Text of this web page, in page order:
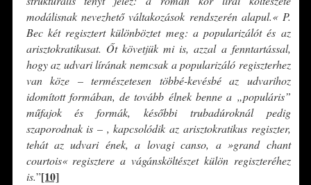
modálisnak nevezhető váltakozások rendszerén alapul.« P.
Bec két regisztert különböztet meg: a popularizálót és az
arisztokratikusat. Őt követjük mi is, azzal a fenntartással,
hogy az udvari lírának nemcsak a popularizáló regiszterhez
van köze – természetesen többé-kevésbé az udvarihoz
idomított formában, de tovább élnek benne a „populáris”
műfajok és formák, későbbi trubadúroknál pedig
szaporodnak is – , kapcsolódik az arisztokratikus regiszter,
tehát az udvari ének, a lovagi canso, a »grand chant
courtois« regisztere a vágánsköltészet külön regiszteréhez
is.”[10]